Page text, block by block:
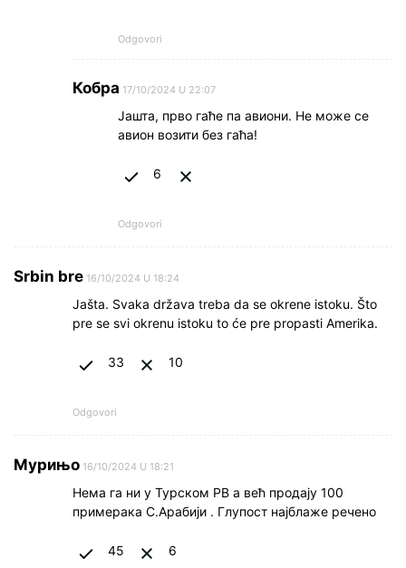
Odgovori
Кобра 17/10/2024 U 22:07
Јашта, прво гаће па авиони. Не може се
авион возити без гаћа!
6
Odgovori
Srbin bre 16/10/2024 U 18:24
Jašta. Svaka država treba da se okrene istoku. Što
pre se svi okrenu istoku to će pre propasti Amerika.
33 10
Odgovori
Мурињо 16/10/2024 U 18:21
Нема га ни у Турском РВ а већ продају 100
примерака С.Арабији . Глупост најблаже речено
45 6